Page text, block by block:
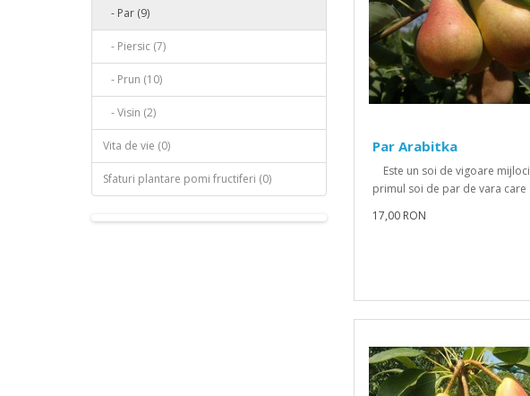
- Par (9)
- Piersic (7)
- Prun (10)
- Visin (2)
Vita de vie (0)
Sfaturi plantare pomi fructiferi (0)
Par Arabitka
Este un soi de vigoare
primul soi de par de vara care
17,00 RON